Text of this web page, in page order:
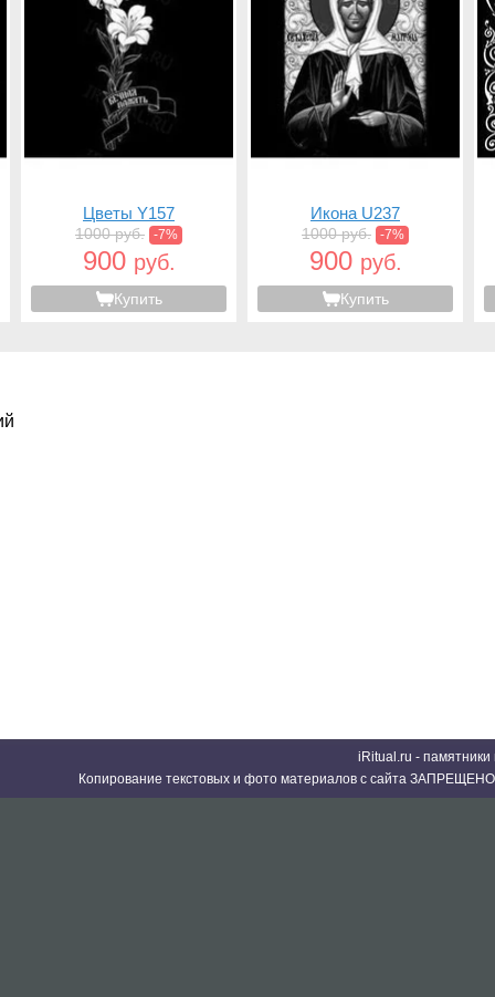
Цветы Y157
1000 руб. -7%
900 руб.
Купить
Икона U237
1000 руб. -7%
900 руб.
Купить
iRitual.ru -
Копирование текстовых и фото материалов с сайта